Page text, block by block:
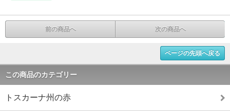
前の商品へ 次の商品へ
ページの先頭へ戻る
この商品のカテゴリー
トスカーナ州の赤